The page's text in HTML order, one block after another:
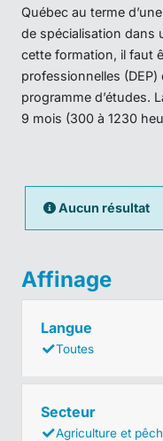
Québec au terme
de spécialisation dans
cette formation, il faut
professionnelles
programme d’études.
9 mois (300 à 1230
Aucun résultat
Affinage
Langue
Toutes
Secteur
Agriculture et